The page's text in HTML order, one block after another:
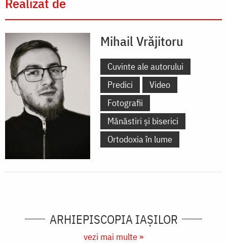
Mihail Vrăjitoru
Cuvinte ale autorului
Predici
Video
Fotografii
Mănăstiri și biserici
Ortodoxia în lume
ARHIEPISCOPIA IAŞILOR
vezi mai multe »